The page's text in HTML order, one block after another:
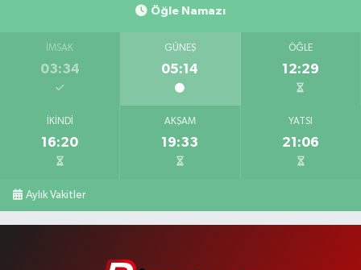
Öğle Namazı
İMSAK
03:34
GÜNEŞ
05:14
ÖĞLE
12:29
İKINDI
16:20
AKŞAM
19:33
YATSI
21:06
Aylık Vakitler